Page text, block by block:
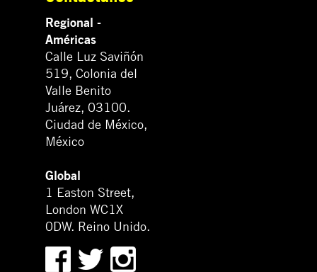
Regional -
Américas
Calle Luz Saviñón
519, Colonia del
Valle Benito
Juárez, 03100.
Ciudad de México,
México
Global
1 Easton Street,
London WC1X
0DW. Reino Unido.